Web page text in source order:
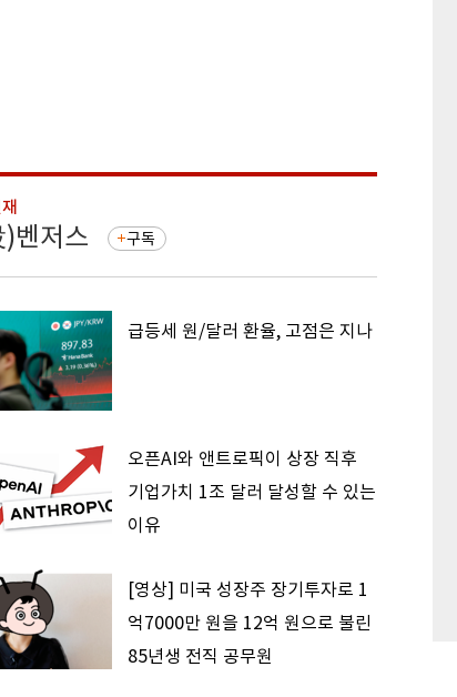
벤저스 구독
급등세 원/달러 환율, 고점은 지나
오픈AI와 앤트로픽이 상장 직후
기업가치 1조 달러 달성할 수 있는
이유
[영상] 미국 성장주 장기투자로 1
억7000만 원을 12억 원으로 불린
85년생 전직 공무원